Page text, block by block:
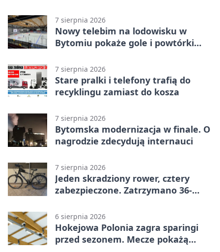
7 sierpnia 2026
Nowy telebim na lodowisku w
Bytomiu pokaże gole i powtórki
7 sierpnia 2026
Stare pralki i telefony trafią do
recyklingu zamiast do kosza
7 sierpnia 2026
Bytomska modernizacja w finale. O
nagrodzie zdecydują internauci
7 sierpnia 2026
Jeden skradziony rower, cztery
zabezpieczone. Zatrzymano 36-
6 sierpnia 2026
Hokejowa Polonia zagra sparingi
przed sezonem. Mecze pokażą